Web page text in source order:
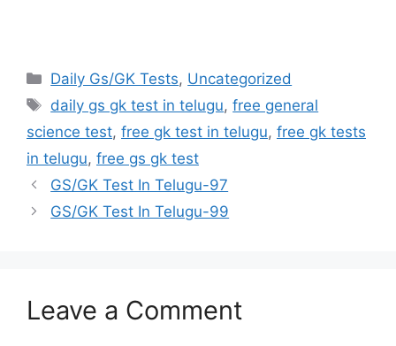
Categories
Daily Gs/GK Tests, Uncategorized
Tags
daily gs gk test in telugu,free general
science test, free gk test in telugu, free gk tests
in telugu, free gs gk test
GS/GK Test In Telugu-97
GS/GK Test In Telugu-99
Leave a Comment